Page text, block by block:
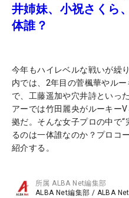
井姉妹、小祝さくら
体誰？
今年もハイレベルな戦いが繰
内では、2年目の菅楓華やル
で、工藤遥加や穴井詩といっ
アーでは竹田麗央がルーキー
拠だ。そんな女子プロの中で
るのは一体誰なのか？プロコ
紹介する。
所属ALBA Net編集部
ALBA Net編集部 / ALBA Net